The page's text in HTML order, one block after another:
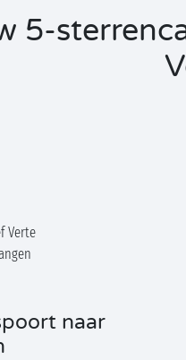
5-
Verte
naar